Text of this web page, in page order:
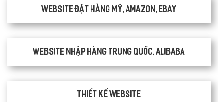
Website đặt hàng Mỹ, Amazon, Ebay
Website nhập hàng Trung Quốc, Alibaba
Thiết kế website